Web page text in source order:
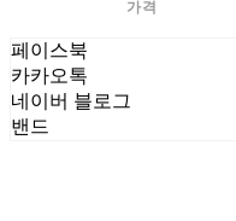
가격
페이스북
카카오톡
네이버 블로그
밴드